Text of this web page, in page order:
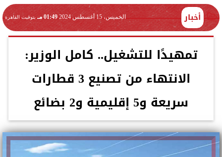
أخبار الخميس، 15 أغسطس 2024 01:49 مـ بتوقيت القاهرة
تمهيدًا للتشغيل.. كامل الوزير:
الانتهاء من تصنيع 3 قطارات
سريعة و5 إقليمية و2 بضائع